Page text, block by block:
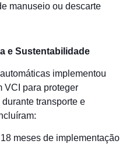
manuseio ou descarte
e Sustentabilidade
implementou
VCI para proteger
transporte e
meses de implementação